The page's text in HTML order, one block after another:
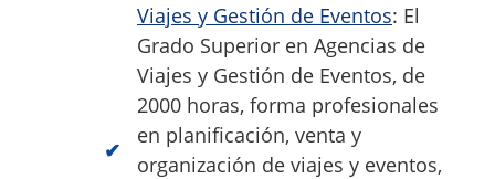
Viajes y Gestión de Eventos: El
Grado Superior en Agencias de
Viajes y Gestión de Eventos, de
2000 horas, forma profesionales
en planificación, venta y
organización de viajes y eventos,